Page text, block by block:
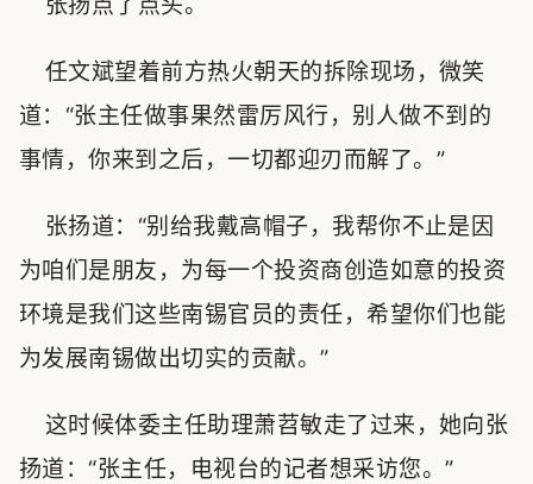
任文斌望着前方热火朝天的拆除现场，微笑
道：“张主任做事果然雷厉风行，别人做不到的
事情，你来到之后，一切都迎刃而解了。”
张扬道：“别给我戴高帽子，我帮你不止是因
为咱们是朋友，为每一个投资商创造如意的投资
环境是我们这些南锡官员的责任，希望你们也能
为发展南锡做出切实的贡献。”
这时候体委主任助理萧苕敏走了过来，她向张
扬道：“张主任，电视台的记者想采访您。”